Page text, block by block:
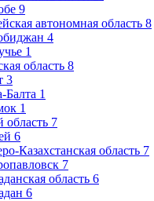
9
автономная область 8
4
1
область 8
3
Балта 1
1
область 7
6
Казахстанская область 7
7
область 6
6